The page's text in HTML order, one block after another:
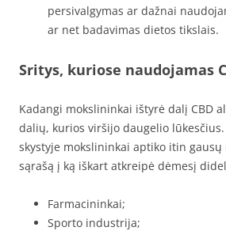
persivalgymas ar dažnai
ar net badavimas dietos tikslais.
Sritys, kuriose naudojamas
Kadangi mokslininkai ištyrė dalį CBD
dalių, kurios viršijo daugelio
skystyje mokslininkai aptiko itin
sąrašą į ką iškart atkreipė dėmesį
Farmacininkai;
Sporto industrija;